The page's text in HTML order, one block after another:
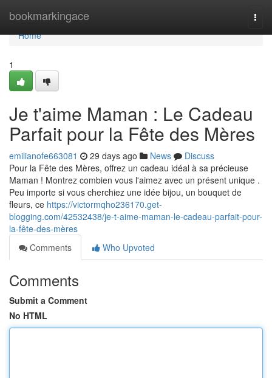
bookmarkingace
Home
Home
1
Je t'aime Maman : Le Cadeau
Parfait pour la Fête des Mères
emilianofe663081 29 days ago News
Discuss
Pour la Fête des Mères, offrez un cadeau idéal à sa précieuse
Maman ! Montrez combien vous l'aimez avec un présent unique .
Peu importe si vous cherchiez une idée bijou, un bouquet de
fleurs, ce https://victormqho236170.get-
blogging.com/42532438/je-t-aime-maman-le-cadeau-parfait-pour-
la-fête-des-mères
Comments
Who Upvoted
Comments
Submit a Comment
No HTML